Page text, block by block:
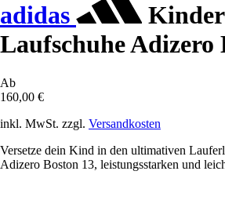
adidas
Laufschuhe Adizero
Ab
160,00 €
inkl. MwSt. zzgl. Versandkosten
Versetze dein Kind in den ultimativen
Adizero Boston 13, leistungsstarken und